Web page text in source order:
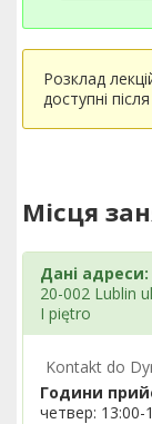
Розклад
доступні
Місця
Дані адреси:
20-002 Lublin
I piętro
Kontakt do
Години
четвер: 13:00-